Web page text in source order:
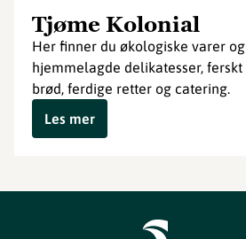
Tjøme Kolonial
Her finner du økologiske varer og
hjemmelagde delikatesser, ferskt
brød, ferdige retter og catering.
Les mer